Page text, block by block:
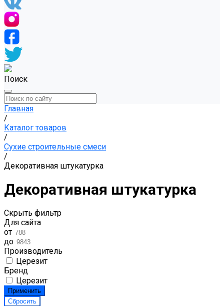
Поиск
Главная
/
Каталог товаров
/
Сухие строительные смеси
/
Декоративная штукатурка
Декоративная штукатурка
Скрыть фильтр
Для сайта
от
до
Производитель
Церезит
Бренд
Церезит